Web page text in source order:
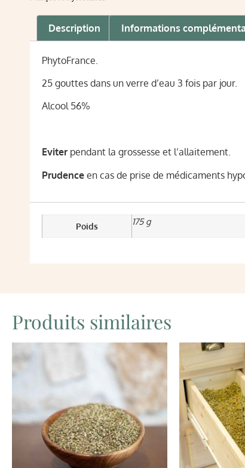
Description Informations
PhytoFrance.
25 gouttes dans un verre d’eau 3 fois par jour.
Alcool 56%
Eviter pendant la grossesse et l’allaitement.
Prudence en cas de prise de médicaments
Poids 175 g
Produits similaires